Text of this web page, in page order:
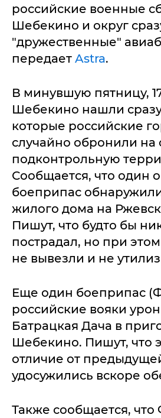
российские военные
Шебекино и округ
"дружественные"
передает Astra.
В минувшую пятницу,
Шебекино нашли
которые российские
случайно обронили на
подконтрольную
Сообщается, что один
боеприпас
жилого дома на
Пишут, что будто бы
пострадал, но при
не вывезли и не
Еще один боеприпас
российские вояки
Батрацкая Дача в
Шебекино. Пишут, что
отличие от
удосужились вскоре
Также сообщается, что